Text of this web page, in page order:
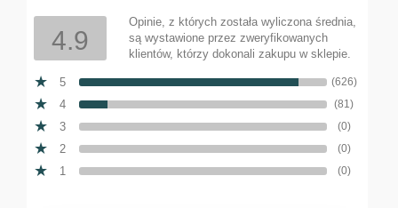
133,00 zł Add to cart
4.9
Opinie, z których została wyliczona średnia,
są wystawione przez zweryfikowanych
klientów, którzy dokonali zakupu w sklepie.
5 (626)
4 (81)
3 (0)
2 (0)
1 (0)